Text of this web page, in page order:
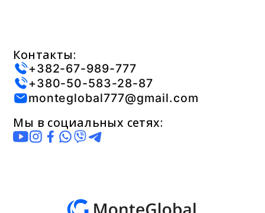
Контакты:
+382-67-989-777
+380-50-583-28-87
monteglobal777@gmail.com
Мы в социальных сетях: